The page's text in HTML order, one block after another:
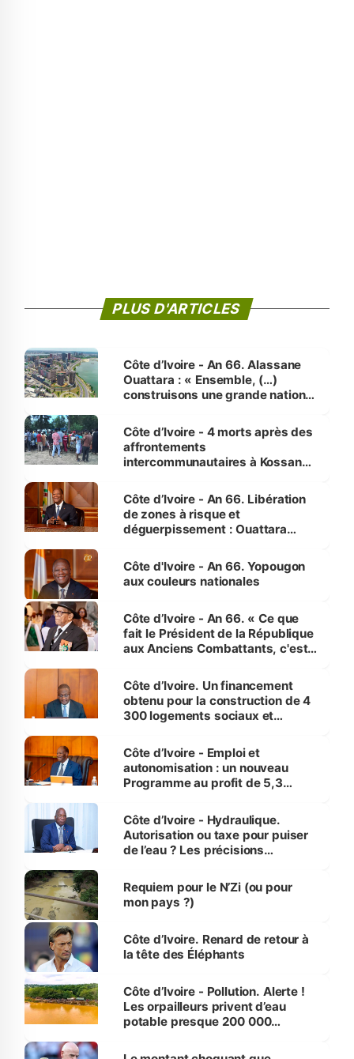
PLUS D'ARTICLES
Côte d’Ivoire - An 66. Alassane
Ouattara : « Ensemble, (…)
construisons une grande nation
générations futures »
Côte d’Ivoire - 4 morts après des
affrontements
intercommunautaires à Kossandji
milieu des sinistrés
Côte d’Ivoire - An 66. Libération
de zones à risque et
déguerpissement : Ouattara
l'Etat de droit pour préserver les
vies humaines »
Côte d'Ivoire - An 66. Yopougon
aux couleurs nationales
Côte d’Ivoire - An 66. « Ce que
fait le Président de la République
aux Anciens Combattants, c'est
Côte d’Ivoire. Un financement
obtenu pour la construction de 4
300 logements sociaux et
et Yamoussoukro
Côte d’Ivoire - Emploi et
autonomisation : un nouveau
Programme au profit de 5,3
Côte d’Ivoire - Hydraulique.
Autorisation ou taxe pour puiser
de l’eau ? Les précisions
Requiem pour le N’Zi (ou pour
mon pays ?)
Côte d’Ivoire. Renard de retour à
la tête des Éléphants
Côte d’Ivoire - Pollution. Alerte !
Les orpailleurs privent d’eau
potable presque 200 000